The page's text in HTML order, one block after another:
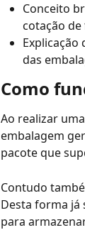
Conceito
cotação
Explicação
das
Como
Ao realizar
embalagem
pacote que
Contudo
Desta forma já
para